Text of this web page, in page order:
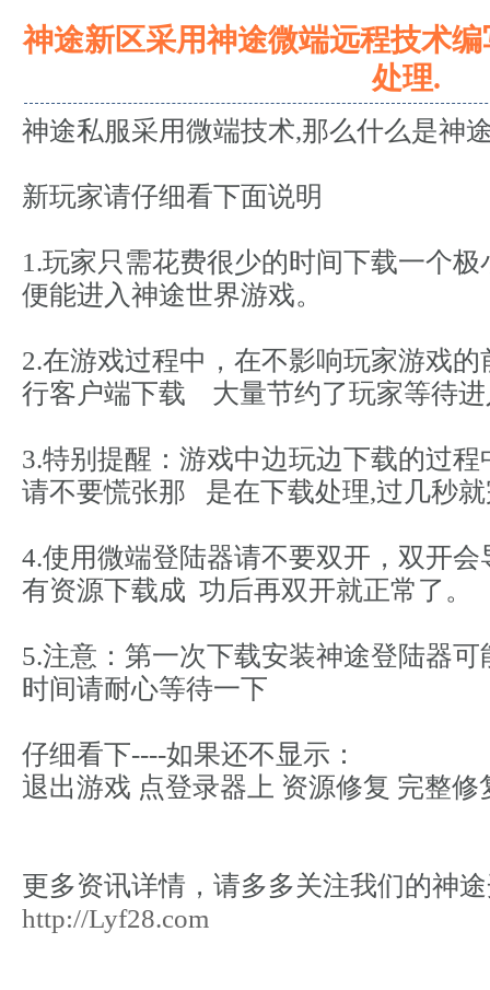
神途新区采用神途微端远程技术
处理.
神途私服采用微端技术,那么什么是神
新玩家请仔细看下面说明
1.玩家只需花费很少的时间下载一个
便能进入神途世界游戏。
2.在游戏过程中，在不影响玩家游戏
行客户端下载 大量节约了玩家等待进
3.特别提醒：游戏中边玩边下载的过
请不要慌张那 是在下载处理,过几秒
4.使用微端登陆器请不要双开，双开
有资源下载成 功后再双开就正常了。
5.注意：第一次下载安装神途登陆器
时间请耐心等待一下
仔细看下----如果还不显示：
退出游戏 点登录器上 资源修复 完整
更多资讯详情，请多多关注我们的神
http://Lyf28.com